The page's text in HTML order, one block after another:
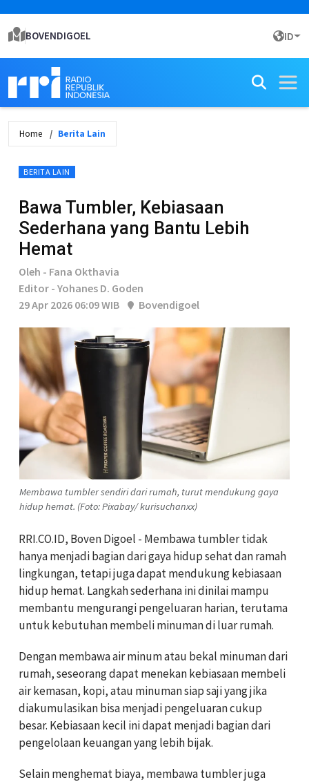
BOVENDIGOEL ID
Home Berita Lain
BERITA LAIN
Bawa Tumbler, Kebiasaan
Sederhana yang Bantu Lebih
Hemat
Oleh - Fana Okthavia
Editor - Yohanes D. Goden
29 Apr 2026 06:09 WIB
Bovendigoel
Membawa tumbler sendiri dari rumah, turut mendukung gaya
hidup hemat. (Foto: Pixabay/ kurisuchanxx)
RRI.CO.ID, Boven Digoel - Membawa tumbler tidak
hanya menjadi bagian dari gaya hidup sehat dan ramah
lingkungan, tetapi juga dapat mendukung kebiasaan
hidup hemat. Langkah sederhana ini dinilai mampu
membantu mengurangi pengeluaran harian, terutama
untuk kebutuhan membeli minuman di luar rumah.
Dengan membawa air minum atau bekal minuman dari
rumah, seseorang dapat menekan kebiasaan membeli
air kemasan, kopi, atau minuman siap saji yang jika
diakumulasikan bisa menjadi pengeluaran cukup
besar. Kebiasaan kecil ini dapat menjadi bagian dari
pengelolaan keuangan yang lebih bijak.
Selain menghemat biaya, membawa tumbler juga